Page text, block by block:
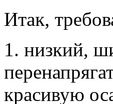
Итак,
1. низкий,
красивую